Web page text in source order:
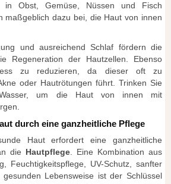
in Obst, Gemüse, Nüssen und Fisch
maßgeblich dazu bei, die Haut von innen
und ausreichend Schlaf fördern die
Regeneration der Hautzellen. Ebenso
zu reduzieren, da dieser oft zu
oder Hautrötungen führt. Trinken Sie
um die Haut von innen mit
durch eine ganzheitliche Pflege
Haut erfordert eine ganzheitliche
die Hautpflege . Eine Kombination aus
Feuchtigkeitspflege, UV-Schutz, sanfter
Lebensweise ist der Schlüssel